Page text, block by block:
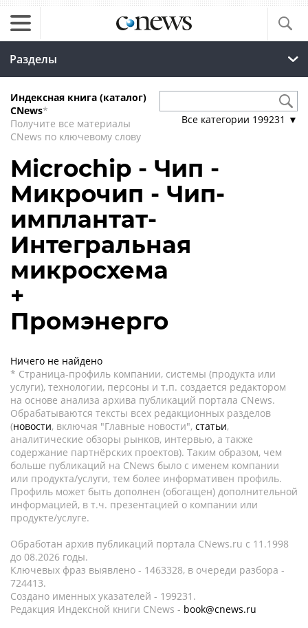
Разделы
Индексная книга (каталог)
CNews*
Получите все материалы
CNews по ключевому слову
Все категории 199231 ▼
Microchip - Чип -
Микрочип - Чип-
имплантат-
Интегральная
микросхема
+
Промэнерго
Ничего не найдено
* Страница-профиль компании, системы (продукта или
услуги), технологии, персоны и т.п. создается редактором
на основе анализа архива публикаций портала CNews.
Обрабатываются тексты всех редакционных разделов
(новости, включая "Главные новости", статьи,
аналитические обзоры рынков, интервью, а также
содержание партнёрских проектов). Таким образом, чем
больше публикаций на CNews было с именем компании
или продукта/услуги, тем более информативен профиль.
Профиль может быть дополнен (обогащен) дополнительной
информацией, в т.ч. презентацией о компании или
продукте/услуге.
Обработан архив публикаций портала CNews.ru c 11.1998
до 08.2026 годы.
Ключевых фраз выявлено - 1463328, в очереди разбора -
724413.
Создано именных указателей - 199231.
Редакция Индексной книги CNews - book@cnews.ru